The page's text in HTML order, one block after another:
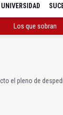
UNIVERSIDAD
Los que sobran
el pleno de